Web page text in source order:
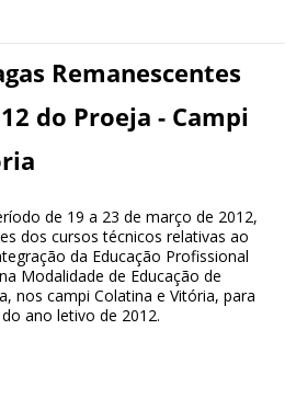
Remanescentes
do Proeja - Campi
de 19 a 23 de março de 2012,
dos cursos técnicos relativas ao
da Educação Profissional
Modalidade de Educação de
nos campi Colatina e Vitória, para
ano letivo de 2012.